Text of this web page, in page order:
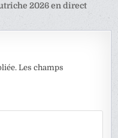
2026 en direct
Les champs